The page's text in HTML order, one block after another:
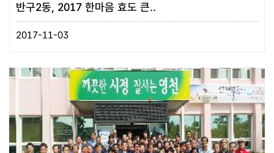
반구2동, 2017 한마음 효도 큰..
2017-11-03